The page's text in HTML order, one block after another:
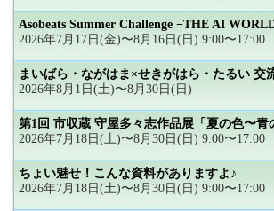
Asobeats Summer Challenge −THE AI
2026年7月17日(金)〜8月16日(日) 9:00〜17:00
まいばら・ながはま×せきがはら・たるい 交
2026年8月1日(土)〜8月30日(日)
第1回 市収蔵 守屋多々志作品展「夏の色〜青
2026年7月18日(土)〜8月30日(日) 9:00〜17:00
ちょい魅せ！こんな資料がありますよ♪
2026年7月18日(土)〜8月30日(日) 9:00〜17:00